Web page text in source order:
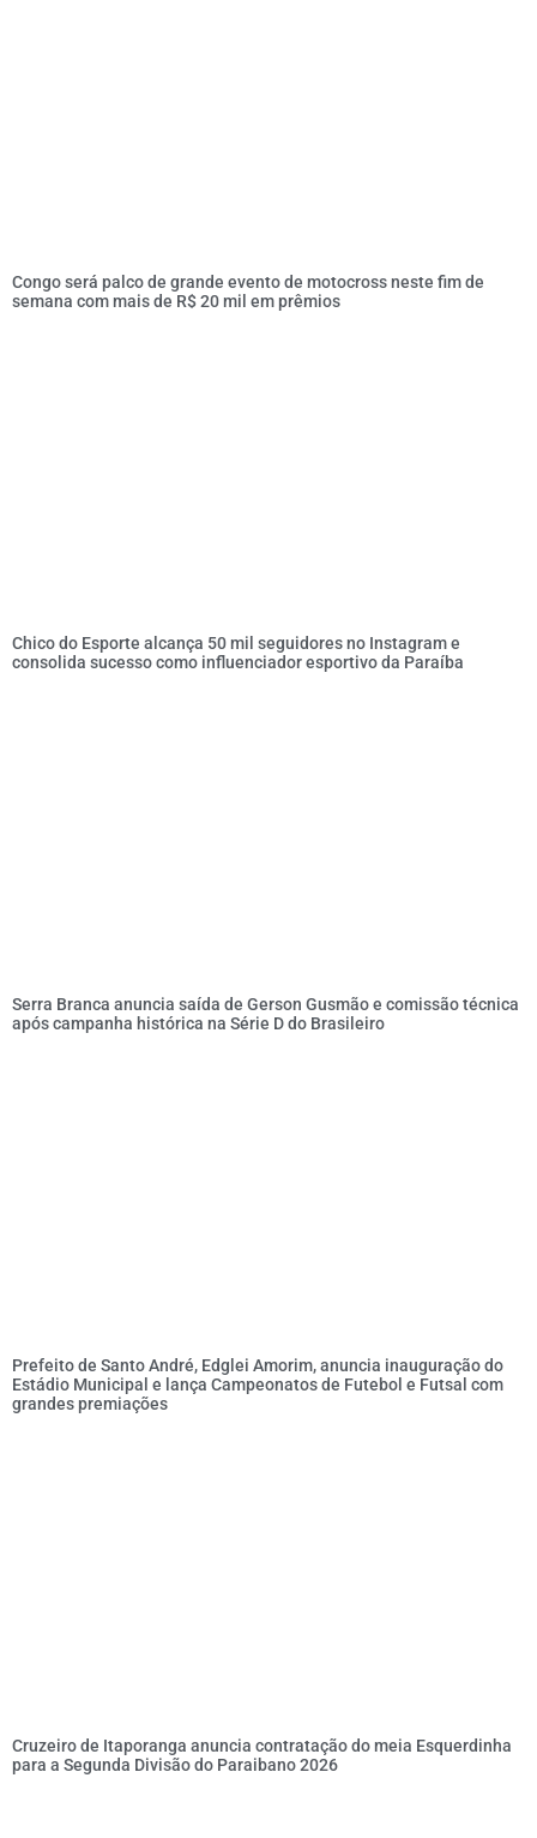
Congo será palco de grande evento de motocross neste fim de
semana com mais de R$ 20 mil em prêmios
Chico do Esporte alcança 50 mil seguidores no Instagram e
consolida sucesso como influenciador esportivo da Paraíba
Serra Branca anuncia saída de Gerson Gusmão e comissão técnica
após campanha histórica na Série D do Brasileiro
Prefeito de Santo André, Edglei Amorim, anuncia inauguração do
Estádio Municipal e lança Campeonatos de Futebol e Futsal com
grandes premiações
Cruzeiro de Itaporanga anuncia contratação do meia Esquerdinha
para a Segunda Divisão do Paraibano 2026